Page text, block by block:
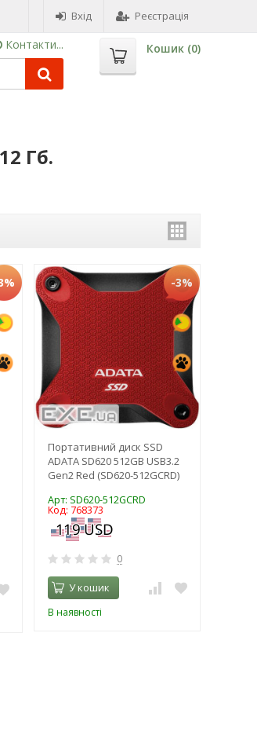
Вхід Реєстрація
Контакти... Кошик (0)
Гб.
-3%
Портативний диск SSD
ADATA SD620 512GB USB3.2
Gen2 Red (SD620-512GCRD)
Арт: SD620-512GCRD
Код: 768373
0
У кошик
В наявності